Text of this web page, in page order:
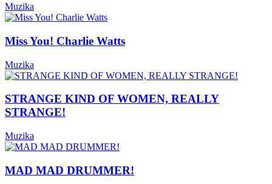
Muzika
Miss You! Charlie Watts
Muzika
STRANGE KIND OF WOMEN, REALLY
STRANGE!
Muzika
MAD MAD DRUMMER!